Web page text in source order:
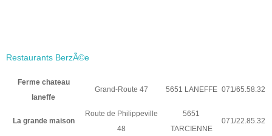
Restaurants BerzÃ©e
Ferme chateau
laneffe
Grand-Route 47 5651 LANEFFE 071/65.58.32
La grande maison
Route de Philippeville
48
5651
TARCIENNE
071/22.85.32